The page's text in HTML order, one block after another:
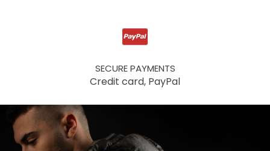
SECURE PAYMENTS
Credit card, PayPal